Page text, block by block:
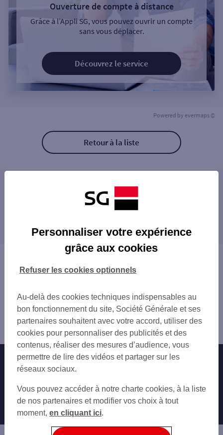
Ouverture de compte à distance
Grâce à l’Appli SG, vous pouvez ouvrir un compte
sans vous déplacer.
Découvrez le service
Powered by evermaps ©
Retour à la liste
Les distributeurs/automates à proximité
PERPIGNAN 158 AV GEORGES GUYNEMER
PERPIGNAN BARDOU JOB
CABESTANY
ST ESTEVE 17 AV DE LA MIRANDE
PERPIGNAN 1116 CHEMIN DE LA FAUCEIL
ST ESTEVE 18 AV DU GAL DE GAUL
SAINT ESTEVE
CABESTANY 1 CHEM DE SAINT GAUDERIQU
CABESTANY AV DU 19 MARS
CANOHES CCAL INTERMARCHE MAS GAFFAR
RIVESALTES 9 AV GAMBETTA
STE MARIE LA MER
CANET EN ROUSSILLON RUE MARCO POLO
CANET EN ROUSSILLON
proximité
CANET-EN-ROUSSILLON
SAINT-CYPRIEN
Vous êtes ici : Accueil
Trouver une agence bancaire
Pyrénées-Orientales
Perpignan
Distributeur/automate PERPIGNAN 16 BD GEORGES
CLEMENC
Nos engagements Nous contacter
Autres sites SG
Professionnels
Entreprises
Personnaliser votre expérience
grâce aux cookies
Au-delà des cookies techniques indispensables au
bon fonctionnement du site, Société Générale et ses
partenaires souhaitent avec votre accord, utiliser des
cookies pour personnaliser des publicités et des
contenus, réaliser des mesures d’audience, vous
permettre de lire des vidéos et partager sur les
réseaux sociaux.
Vous pouvez accéder à notre charte cookies, à la liste
de nos partenaires et modifier vos choix à tout
moment, en cliquant ici.
Refuser les cookies optionnels